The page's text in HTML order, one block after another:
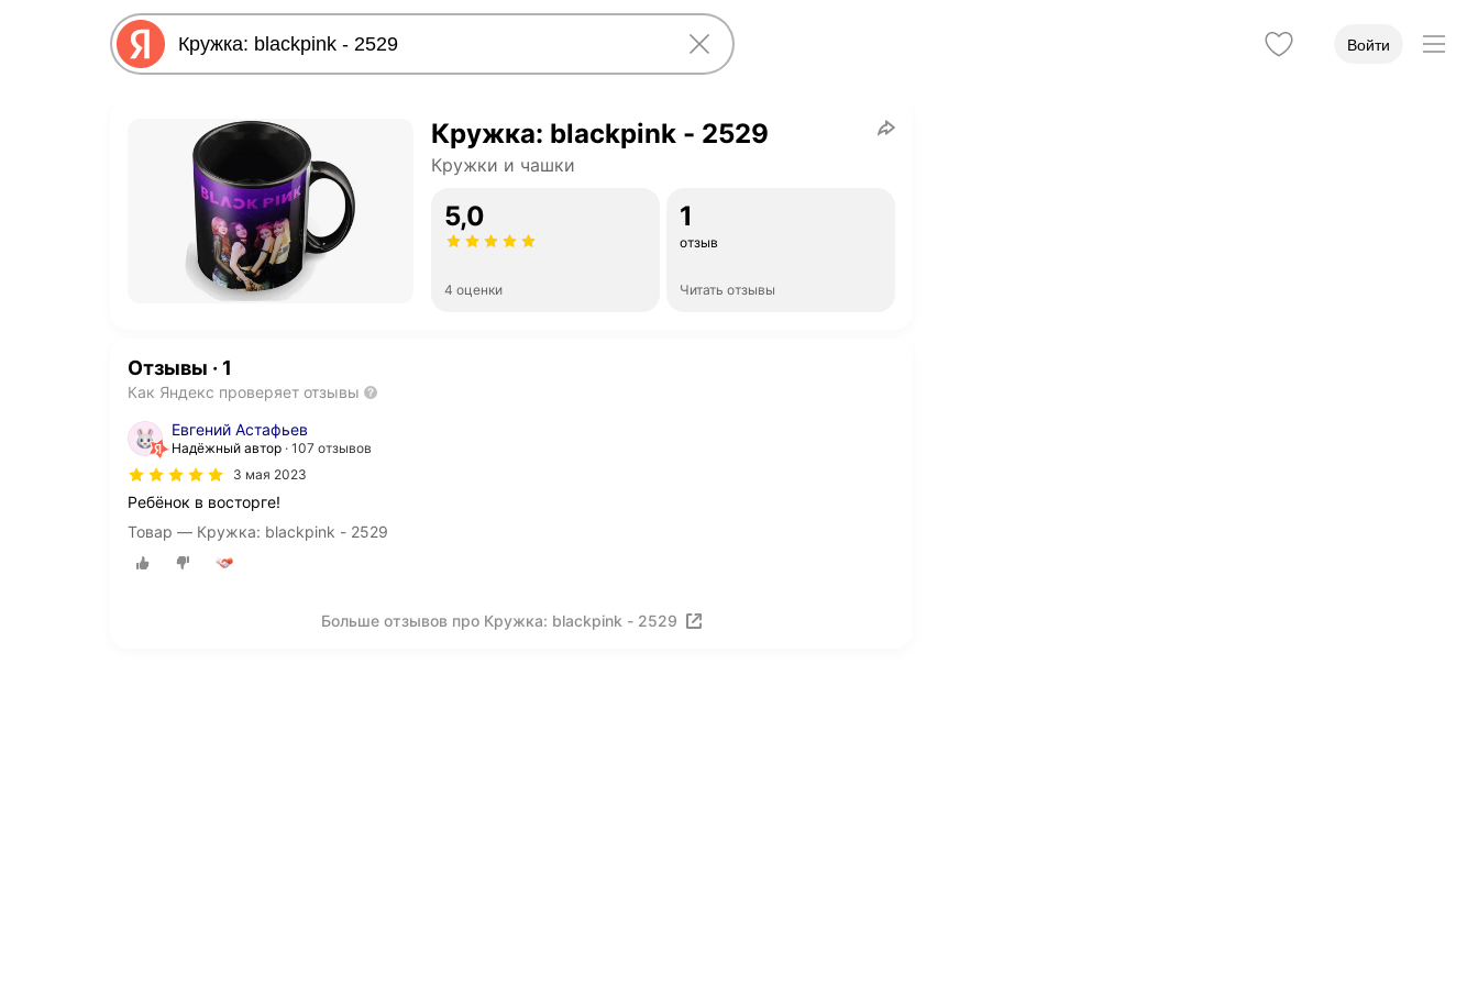
Войти
Кружка: blackpink - 2529
Кружки и чашки
5,0
4 оценки
1
отзыв
Читать отзывы
Отзывы · 1
Как Яндекс проверяет отзывы
Евгений Астафьев
Надёжный автор 107 отзывов
3 мая 2023
Ребёнок в восторге!
Товар — Кружка: blackpink - 2529
Больше отзывов про Кружка: blackpink - 2529